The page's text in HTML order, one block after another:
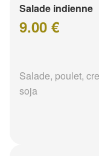
Salade indienne
9.00 €
Salade, poulet,
soja